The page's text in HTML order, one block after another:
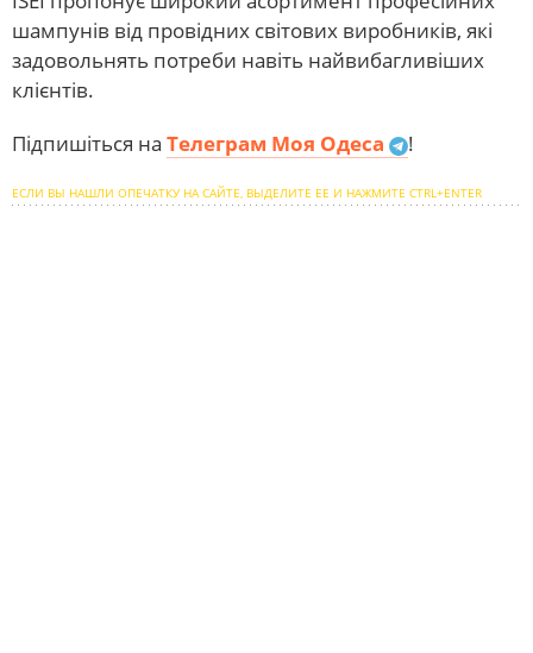
шампунів від провідних світових виробників, які
задовольнять потреби навіть найвибагливіших
клієнтів.
Підпишіться на Телеграм Моя Одеса !
ЕСЛИ ВЫ НАШЛИ ОПЕЧАТКУ НА САЙТЕ, ВЫДЕЛИТЕ ЕЕ И НАЖМИТЕ CTRL+ENTER